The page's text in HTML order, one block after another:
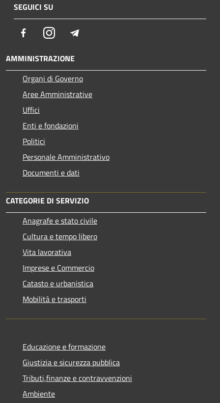
SEGUICI SU
FacebookInstagram
AMMINISTRAZIONE
Organi di Governo
Aree Amministrative
Uffici
Enti e fondazioni
Politici
Personale Amministrativo
Documenti e dati
CATEGORIE DI SERVIZIO
Anagrafe e stato civile
Cultura e tempo libero
Vita lavorativa
Imprese e Commercio
Catasto e urbanistica
Mobilità e trasporti
Educazione e formazione
Giustizia e sicurezza pubblica
Tributi,finanze e contravvenzioni
Ambiente